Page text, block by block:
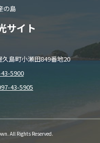
の島
サイト
島町小瀬田849番地20
5900
43-5905
All Rights Reserved.